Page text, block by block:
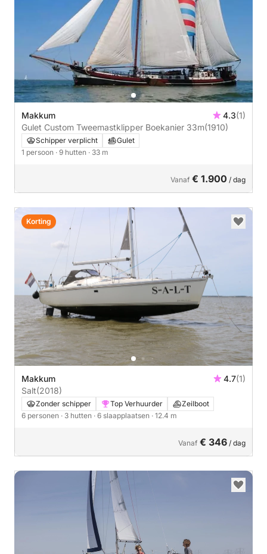
Makkum 4.3(1)
Gulet Custom Tweemastklipper Boekanier 33m(1910)
Schipper verplicht
Gulet
1 persoon · 9 hutten · 33 m
Vanaf € 1.900 / dag
Makkum 4.7(1)
Salt(2018)
Zonder schipper Top Verhuurder
Zeilboot
6 personen · 3 hutten · 6 slaapplaatsen · 12.4 m
Vanaf € 346 / dag
Korting